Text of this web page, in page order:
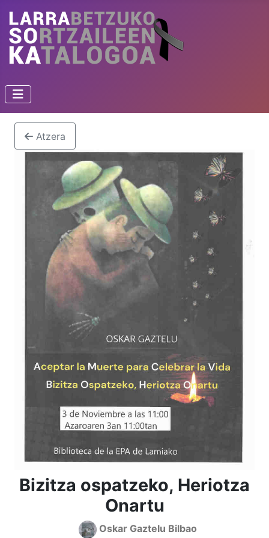
Atzera
Bizitza ospatzeko, Heriotza
Onartu
Oskar Gaztelu Bilbao